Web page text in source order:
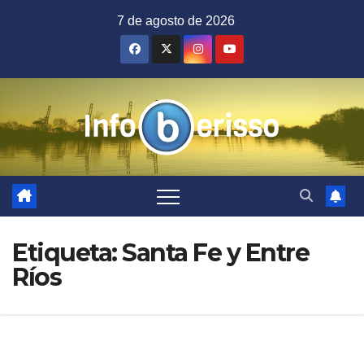
7 de agosto de 2026
Etiqueta:Santa Fe y Entre
Ríos